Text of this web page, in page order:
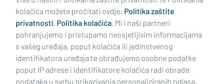
kolačića možete pročitati ovdje: Politika zaštite
privatnosti, Politika kolačića. Mi i naši partneri
pohranjujemo i pristupamo neosjetljivim informacijama
s vašeg uređaja, poput kolačića ili jedinstvenog
identifikatora uređaja te obrađujemo osobne podatke
poput IP adrese i identifikatore kolačića radi obrade
podataka u svrhu prikazivanja personaliziranih oglasa,